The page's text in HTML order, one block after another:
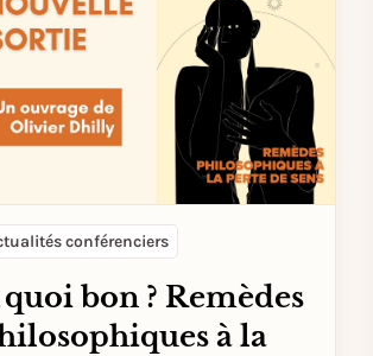
conférenciers
quoi bon ? Remèdes
à la